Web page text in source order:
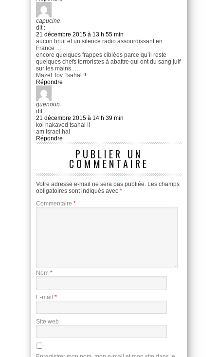
capucine
dit :
21 décembre 2015 à 13 h 55 min
aucun bruit et un silence radio assourdissant en
France …
encore quelques frappes ciblées parce qu’il reste
quelques chefs terroristes à abattre qui ont du sang juif
sur les mains …
Mazel Tov Tsahal !!
Répondre
guenoun
dit :
21 décembre 2015 à 14 h 39 min
kol hakavod tsahal !!
am israel hai
Répondre
PUBLIER UN
COMMENTAIRE
Votre adresse e-mail ne sera pas publiée. Les champs
obligatoires sont indiqués avec *
Commentaire *
Nom *
E-mail *
Site web